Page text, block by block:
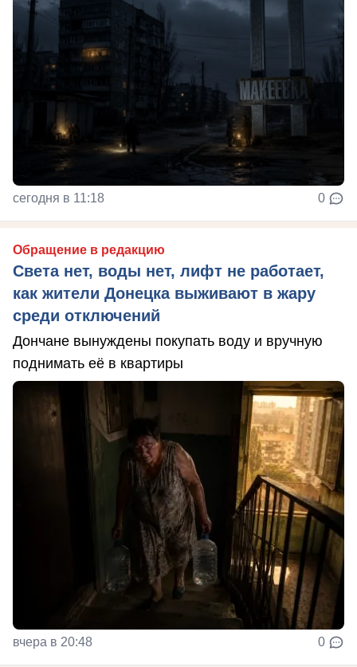
сегодня в 11:18 0
Обращение в редакцию
Света нет, воды нет, лифт не работает,
как жители Донецка выживают в жару
среди отключений
Дончане вынуждены покупать воду и вручную
поднимать её в квартиры
вчера в 20:48 0